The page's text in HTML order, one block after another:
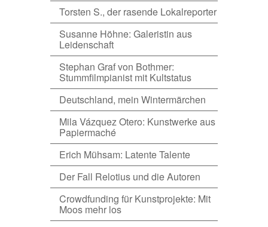
Torsten S., der rasende Lokalreporter
Susanne Höhne: Galeristin aus
Leidenschaft
Stephan Graf von Bothmer:
Stummfilmpianist mit Kultstatus
Deutschland, mein Wintermärchen
Mila Vázquez Otero: Kunstwerke aus
Papiermaché
Erich Mühsam: Latente Talente
Der Fall Relotius und die Autoren
Crowdfunding für Kunstprojekte: Mit
Moos mehr los